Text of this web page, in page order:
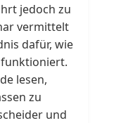
jedoch zu
vermittelt
dafür, wie
lesen,
zu
und